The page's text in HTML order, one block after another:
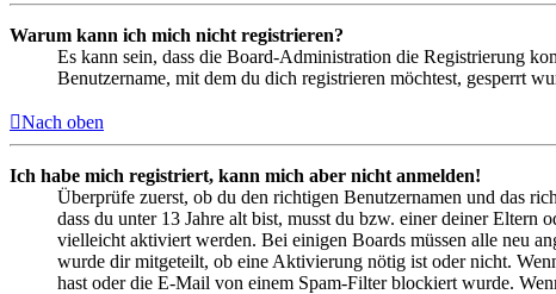
Warum kann ich mich nicht registrieren?
Es kann sein, dass die Board-Administration die Registrierung
Benutzername, mit dem du dich registrieren möchtest, gesperrt
Nach oben
Ich habe mich registriert, kann mich aber nicht anmelden!
Überprüfe zuerst, ob du den richtigen Benutzernamen und das
dass du unter 13 Jahre alt bist, musst du bzw. einer deiner
vielleicht aktiviert werden. Bei einigen Boards müssen alle neu
wurde dir mitgeteilt, ob eine Aktivierung nötig ist oder nicht.
hast oder die E-Mail von einem Spam-Filter blockiert wurde.